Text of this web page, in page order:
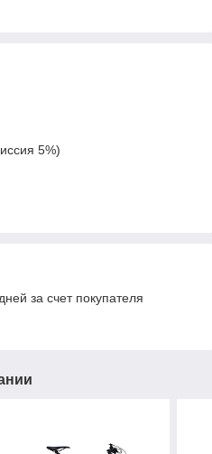
5%)
за счет покупателя